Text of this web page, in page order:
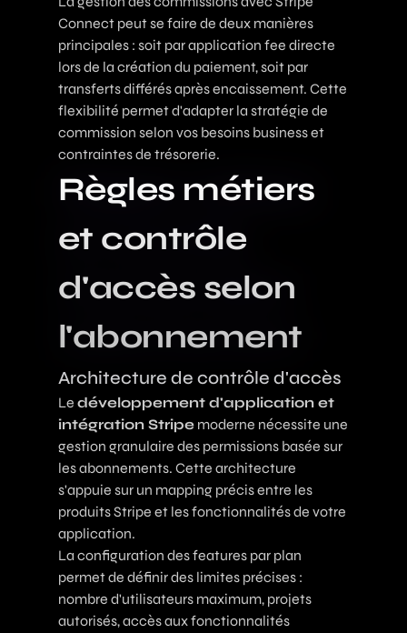
Connect peut se faire de deux manières
principales : soit par application fee directe
lors de la création du paiement, soit par
transferts différés après encaissement. Cette
flexibilité permet d'adapter la stratégie de
commission selon vos besoins business et
contraintes de trésorerie.
Règles métiers
et contrôle
d'accès selon
l'abonnement
Architecture de contrôle d'accès
Le développement d'application et
intégration Stripe moderne nécessite une
gestion granulaire des permissions basée sur
les abonnements. Cette architecture
s'appuie sur un mapping précis entre les
produits Stripe et les fonctionnalités de votre
application.
La configuration des features par plan
permet de définir des limites précises :
nombre d'utilisateurs maximum, projets
autorisés, accès aux fonctionnalités